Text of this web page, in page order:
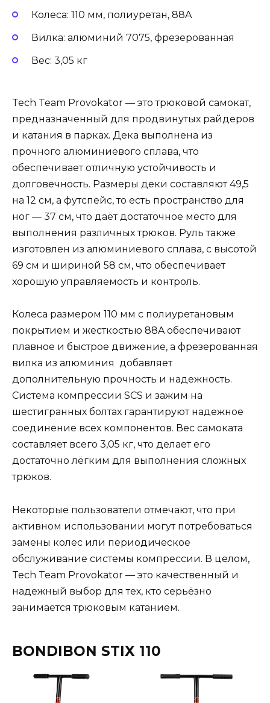
Колеса: 110 мм, полиуретан, 88A
Вилка: алюминий 7075, фрезерованная
Вес: 3,05 кг
Tech Team Provokator — это трюковой самокат,
предназначенный для продвинутых райдеров
и катания в парках. Дека выполнена из
прочного алюминиевого сплава, что
обеспечивает отличную устойчивость и
долговечность. Размеры деки составляют 49,5
на 12 см, а футспейс, то есть пространство для
ног — 37 см, что даёт достаточное место для
выполнения различных трюков. Руль также
изготовлен из алюминиевого сплава, с высотой
69 см и шириной 58 см, что обеспечивает
хорошую управляемость и контроль.
Колеса размером 110 мм с полиуретановым
покрытием и жесткостью 88A обеспечивают
плавное и быстрое движение, а фрезерованная
вилка из алюминия добавляет
дополнительную прочность и надежность.
Система компрессии SCS и зажим на
шестигранных болтах гарантируют надежное
соединение всех компонентов. Вес самоката
составляет всего 3,05 кг, что делает его
достаточно лёгким для выполнения сложных
трюков.
Некоторые пользователи отмечают, что при
активном использовании могут потребоваться
замены колес или периодическое
обслуживание системы компрессии. В целом,
Tech Team Provokator — это качественный и
надежный выбор для тех, кто серьёзно
занимается трюковым катанием​.
BONDIBON STIX 110